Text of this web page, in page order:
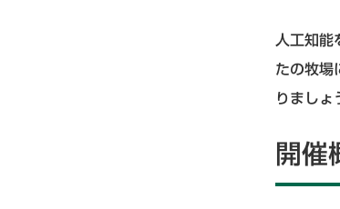
人工知能
たの牧場
りましょ
開催